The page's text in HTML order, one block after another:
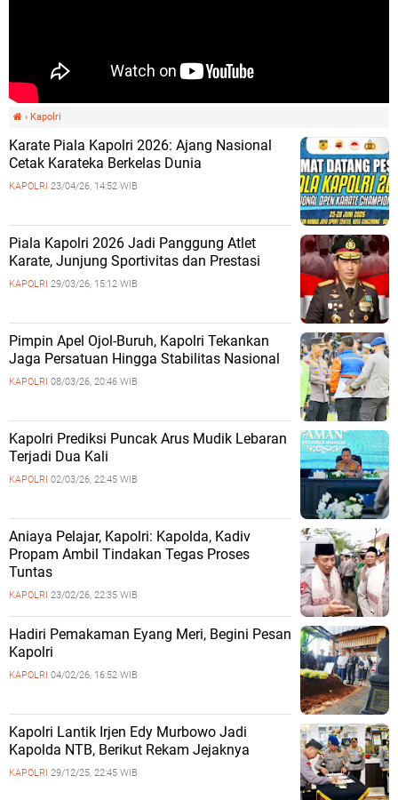
› Kapolri
Karate Piala Kapolri 2026: Ajang Nasional
Cetak Karateka Berkelas Dunia
KAPOLRI 23/04/26, 14:52 WIB
Piala Kapolri 2026 Jadi Panggung Atlet
Karate, Junjung Sportivitas dan Prestasi
KAPOLRI 29/03/26, 15:12 WIB
Pimpin Apel Ojol-Buruh, Kapolri Tekankan
Jaga Persatuan Hingga Stabilitas Nasional
KAPOLRI 08/03/26, 20:46 WIB
Kapolri Prediksi Puncak Arus Mudik Lebaran
Terjadi Dua Kali
KAPOLRI 02/03/26, 22:45 WIB
Aniaya Pelajar, Kapolri: Kapolda, Kadiv
Propam Ambil Tindakan Tegas Proses
Tuntas
KAPOLRI 23/02/26, 22:35 WIB
Hadiri Pemakaman Eyang Meri, Begini Pesan
Kapolri
KAPOLRI 04/02/26, 16:52 WIB
Kapolri Lantik Irjen Edy Murbowo Jadi
Kapolda NTB, Berikut Rekam Jejaknya
KAPOLRI 29/12/25, 22:45 WIB